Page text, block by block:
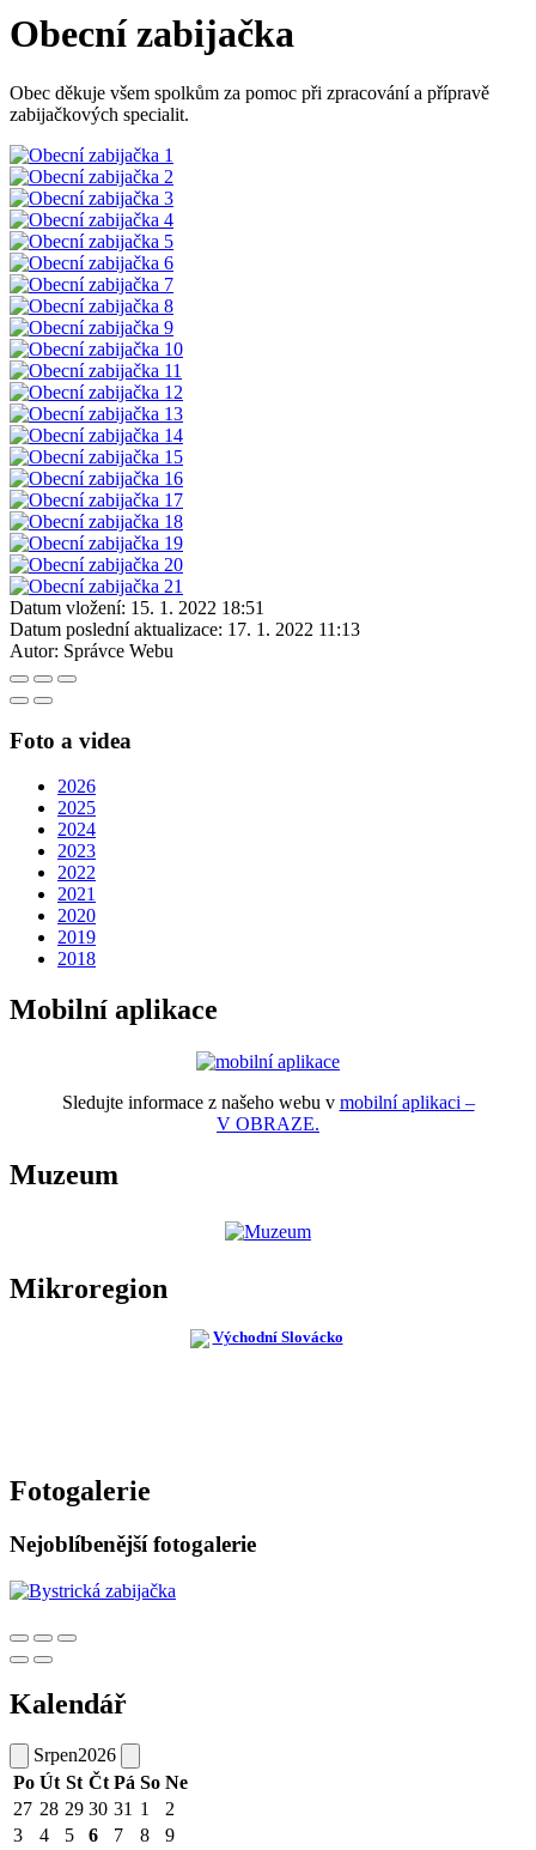
Obecní zabijačka
Obec děkuje všem spolkům za pomoc při zpracování a přípravě
zabijačkových specialit.
Datum vložení: 15. 1. 2022 18:51
Datum poslední aktualizace: 17. 1. 2022 11:13
Autor: Správce Webu
Foto a videa
2026
2025
2024
2023
2022
2021
2020
2019
2018
Mobilní aplikace
Sledujte informace z našeho webu v mobilní aplikaci –
V OBRAZE.
Muzeum
Mikroregion
Fotogalerie
Nejoblíbenější fotogalerie
Kalendář
Srpen2026
Po Út St Čt Pá So Ne
27 28 29 30 31 1
2
3
4 5 6 7 8 9